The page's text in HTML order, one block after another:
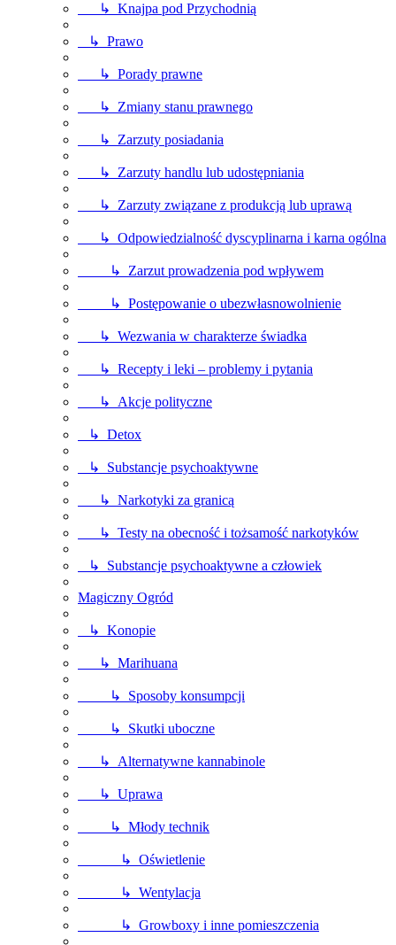
↳ Knajpa pod Przychodnią
↳ Prawo
↳ Porady prawne
↳ Zmiany stanu prawnego
↳ Zarzuty posiadania
↳ Zarzuty handlu lub udostępniania
↳ Zarzuty związane z produkcją lub uprawą
↳ Odpowiedzialność dyscyplinarna i karna ogólna
↳ Zarzut prowadzenia pod wpływem
↳ Postępowanie o ubezwłasnowolnienie
↳ Wezwania w charakterze świadka
↳ Recepty i leki – problemy i pytania
↳ Akcje polityczne
↳ Detox
↳ Substancje psychoaktywne
↳ Narkotyki za granicą
↳ Testy na obecność i tożsamość narkotyków
↳ Substancje psychoaktywne a człowiek
Magiczny Ogród
↳ Konopie
↳ Marihuana
↳ Sposoby konsumpcji
↳ Skutki uboczne
↳ Alternatywne kannabinole
↳ Uprawa
↳ Młody technik
↳ Oświetlenie
↳ Wentylacja
↳ Growboxy i inne pomieszczenia